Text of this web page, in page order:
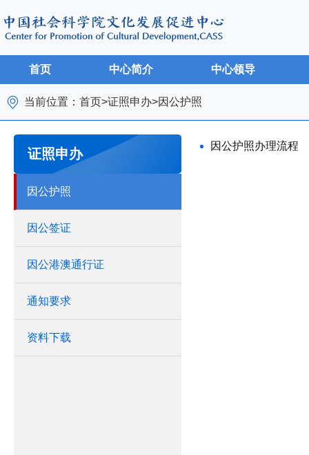
首页 中心简介 中心领导
当前位置： 首页>证照申办>因公护照
证照申办
因公护照
因公签证
因公港澳通行证
通知要求
资料下载
因公护照办理流程